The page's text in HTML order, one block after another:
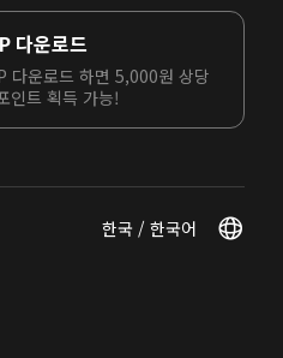
다운로드
다운로드 하면 5,000원 상당
인트 획득 가능!
한국 / 한국어